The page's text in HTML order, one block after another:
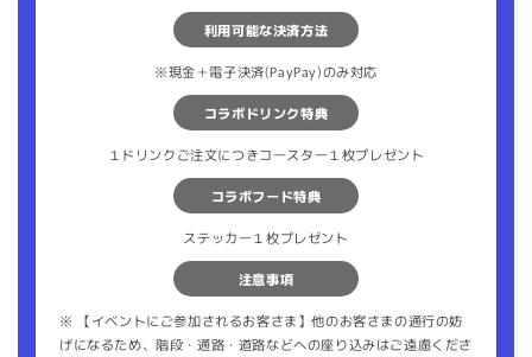
利用可能な決済方法
※現金＋電子決済(PayPay)のみ対応
コラボドリンク特典
１ドリンクご注文につきコースター１枚プレゼント
コラボフード特典
ステッカー１枚プレゼント
注意事項
※ 【イベントにご参加されるお客さま】他のお客さまの通行の妨
げになるため、階段・通路・道路などへの座り込みはご遠慮くださ